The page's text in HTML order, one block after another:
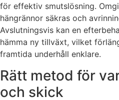
för effektiv smutslösning.
hängrännor säkras och
Avslutningsvis kan en
hämma ny tillväxt, vilket
framtida underhåll enklare.
Rätt metod för
och skick